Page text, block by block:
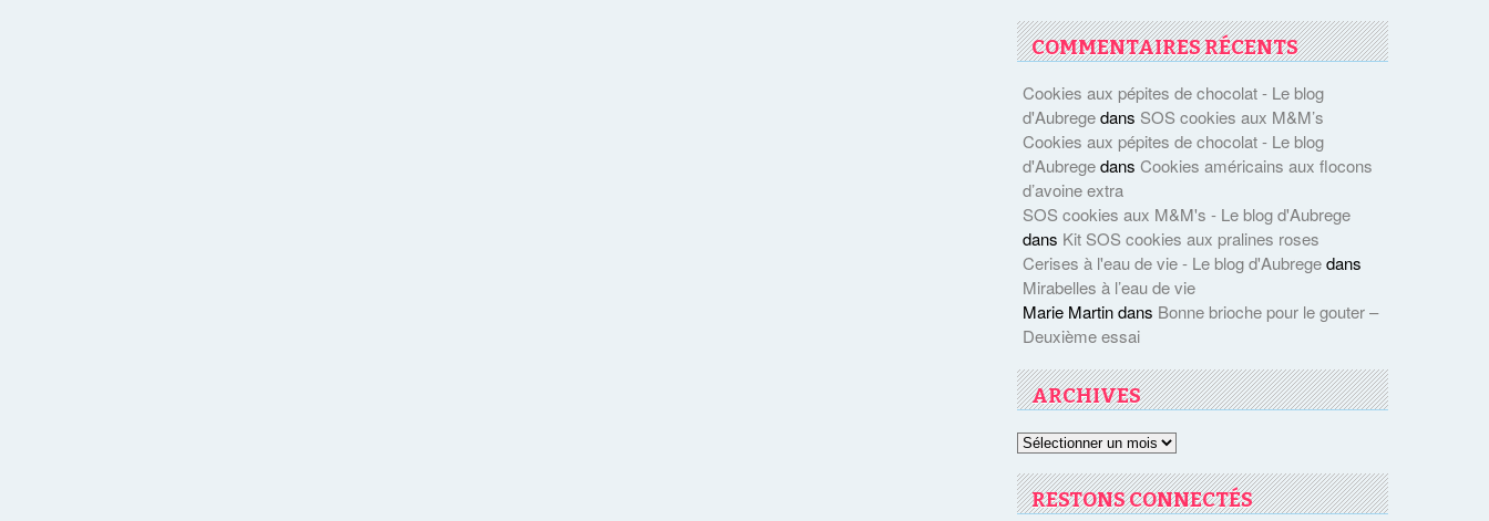
COMMENTAIRES RÉCENTS
Cookies aux pépites de chocolat - Le blog
d'Aubregedans SOS cookies aux M&M’s
Cookies aux pépites de chocolat - Le blog
d'Aubregedans Cookies américains aux flocons
d’avoine extra
SOS cookies aux M&M's - Le blog d'Aubrege
dans Kit SOS cookies aux pralines roses
Cerises à l'eau de vie - Le blog d'Aubregedans
Mirabelles à l’eau de vie
Marie Martindans Bonne brioche pour le gouter –
Deuxième essai
ARCHIVES
Archives
RESTONS CONNECTÉS